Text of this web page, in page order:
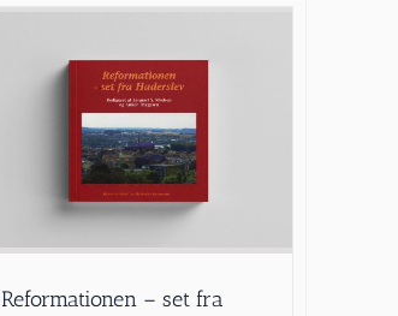
Reformationen – set fra